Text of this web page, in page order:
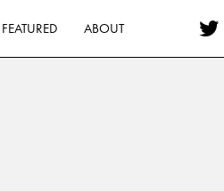
FEATURED ABOUT